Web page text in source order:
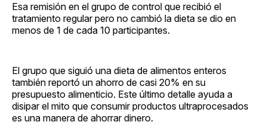
Esa remisión en el grupo de control que recibió el
tratamiento regular pero no cambió la dieta se dio en
menos de 1 de cada 10 participantes.
El grupo que siguió una dieta de alimentos enteros
también reportó un ahorro de casi 20% en su
presupuesto alimenticio. Este último detalle ayuda a
disipar el mito que consumir productos ultraprocesados
es una manera de ahorrar dinero.